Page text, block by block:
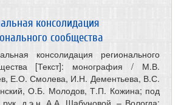
консолидация
сообщества
консолидация регионального
[Текст]: монография / М.В.
Е.О. Смолева, И.Н. Дементьева, В.С.
О.Б. Молодов, Т.П. Кожина; под